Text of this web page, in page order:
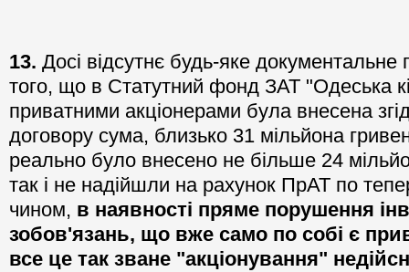
13. Досі відсутнє будь-яке документальне
того, що в Статутний фонд ЗАТ "Одеська
приватними акціонерами була внесена
договору сума, близько 31 мільйона
реально було внесено не більше 24
так і не надійшли на рахунок ПрАТ по
чином, в наявності пряме порушення
зобов'язань, що вже само по собі є
все це так зване "акціонування"